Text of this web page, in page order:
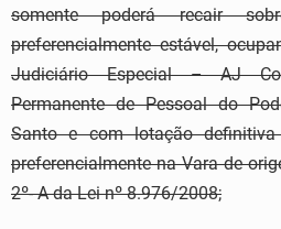
somente poderá recair
preferencialmente estável,
Judiciário Especial – AJ
Permanente de Pessoal do
Santo e com lotação definitiva
preferencialmente na Vara de
2º- A da Lei nº 8.976/2008;